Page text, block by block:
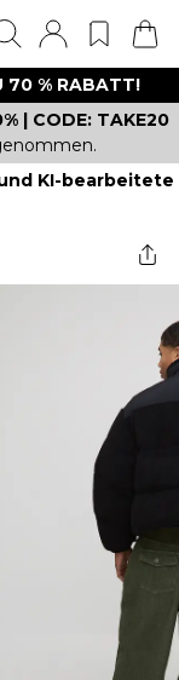
70 % RABATT!
| CODE: TAKE20
KI-bearbeitete